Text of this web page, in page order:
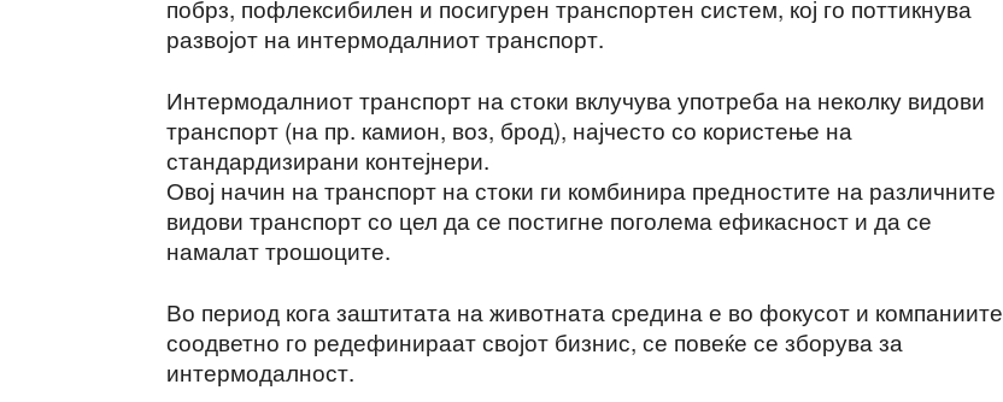
побрз, пофлексибилен и посигурен транспортен систем, кој го поттикнува
развојот на интермодалниот транспорт.
Интермодалниот транспорт на стоки вклучува употреба на неколку видови
транспорт (на пр. камион, воз, брод), најчесто со користење на
стандардизирани контејнери.
Овој начин на транспорт на стоки ги комбинира предностите на различните
видови транспорт со цел да се постигне поголема ефикасност и да се
намалат трошоците.
Во период кога заштитата на животната средина е во фокусот и компаниите
соодветно го редефинираат својот бизнис, се повеќе се зборува за
интермодалност.